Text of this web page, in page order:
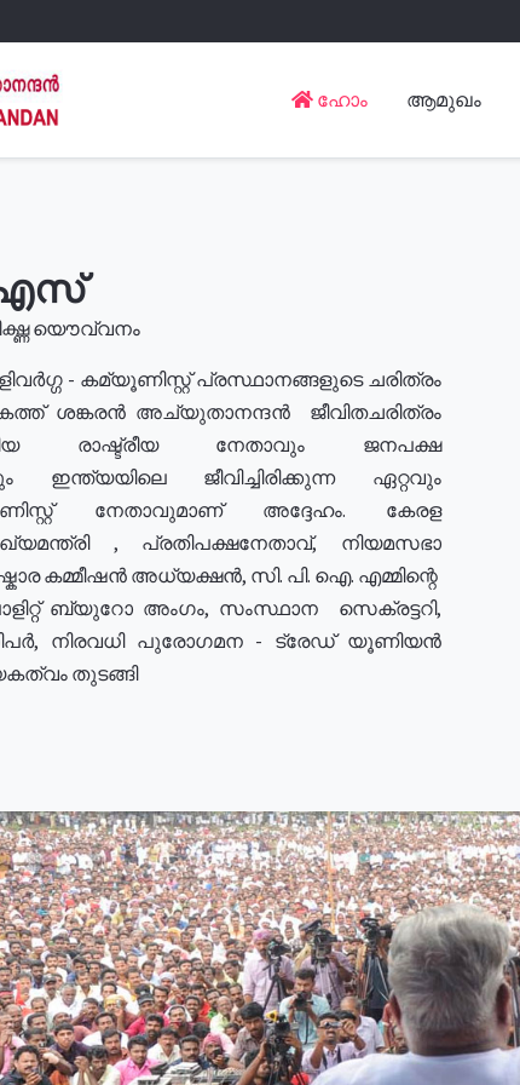
ഹോം ആമുഖം
യൌവ്വനം
- കമ്യൂണിസ്റ്റ് പ്രസ്ഥാനങ്ങളുടെ ചരിത്രം
ശങ്കരൻ അച്യുതാനന്ദൻ ജീവിതചരിത്രം
രാഷ്ട്രീയ നേതാവും ജനപക്ഷ
ഇന്ത്യയിലെ ജീവിച്ചിരിക്കുന്ന ഏറ്റവും
നേതാവുമാണ് അദ്ദേഹം. കേരള
, പ്രതിപക്ഷനേതാവ്, നിയമസഭാ
കമ്മീഷൻ അധ്യക്ഷൻ, സി. പി. ഐ. എമ്മിന്റെ
ബ്യുറോ അംഗം, സംസ്ഥാന സെക്രട്ടറി,
നിരവധി പുരോഗമന - ട്രേഡ് യൂണിയൻ
തുടങ്ങി